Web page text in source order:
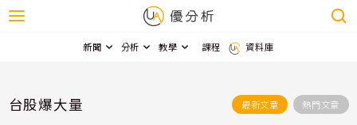
新聞 分析 教學 課程 資料庫
台股爆大量 最新文章 熱門文章